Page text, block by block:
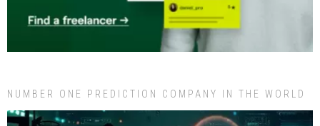
NUMBER ONE PREDICTION COMPANY IN THE WORLD